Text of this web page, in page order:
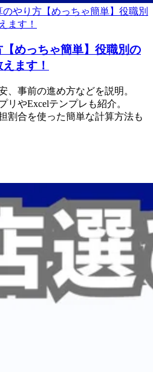
やり方【めっちゃ簡単】役職別
ます！
【めっちゃ簡単】役職別の
ます！
、 事前の進め方などを説明。
リやExcelテンプレも紹介。
割合を使った簡単な計算方法も